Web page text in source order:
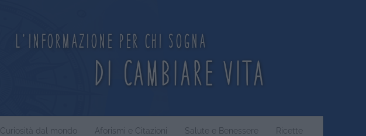
L'informazione per chi sogna
di cambiare vita
Curiosità dal mondo Aforismi e Citazioni Salute e Benessere Ricette